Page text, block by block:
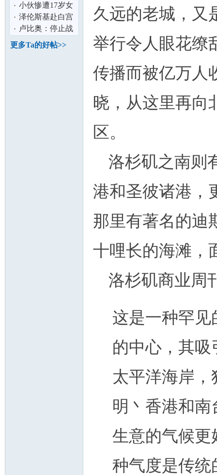
泽连斯基：
亿美元军购 换美
安全保障
小伙惨遭17岁女
友10万卖到缅甸
家属：典型
泽伦斯基赴白宫
会川普 称寻求以
外交结束俄
卢比奥：停止战
争需俄乌双方都
做出让步
更多Ta的好帖>>
久远的老城，又
举行令人眼花缭
传播而被亿万人
晓，从这里再向
区。
洛杉矶之南
港和圣彼诸港，
那里有著名的迪
十哩长的海滩，
洛杉矶商业周
这是一种罕见
的中心，其
太平洋海岸
明丶香港和
生意的气候更
种气度是传统